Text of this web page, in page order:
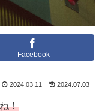
Facebook
2024.03.11 2024.07.03
！